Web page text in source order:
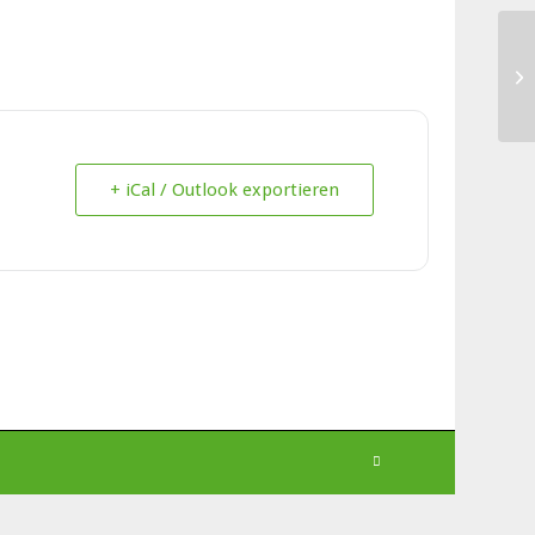
+ iCal / Outlook exportieren